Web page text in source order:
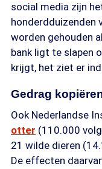
social media zijn
honderdduizenden
worden gehouden
bank ligt te slapen
krijgt, het ziet er
Gedrag
Ook Nederlandse
otter (110.000
21 wilde dieren
De effecten